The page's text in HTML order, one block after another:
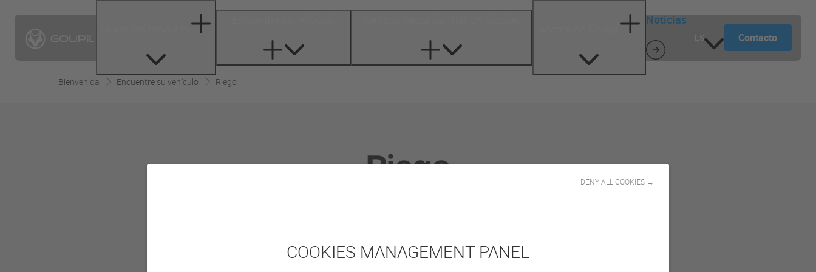
COOKIES MANAGEMENT PANEL
DENY ALL COOKIES →
Noticias
Contacto
Bienvenida Encuentre su vehículo Riego
Riego